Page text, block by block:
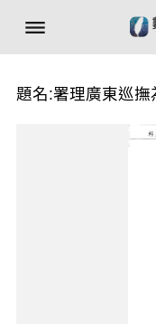
題名:署理廣東巡